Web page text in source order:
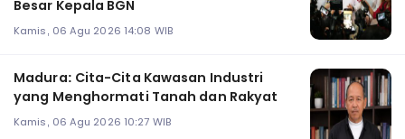
Besar Kepala BGN
Kamis, 06 Agu 2026 14:08 WIB
Madura: Cita-Cita Kawasan Industri
yang Menghormati Tanah dan Rakyat
Kamis, 06 Agu 2026 10:27 WIB